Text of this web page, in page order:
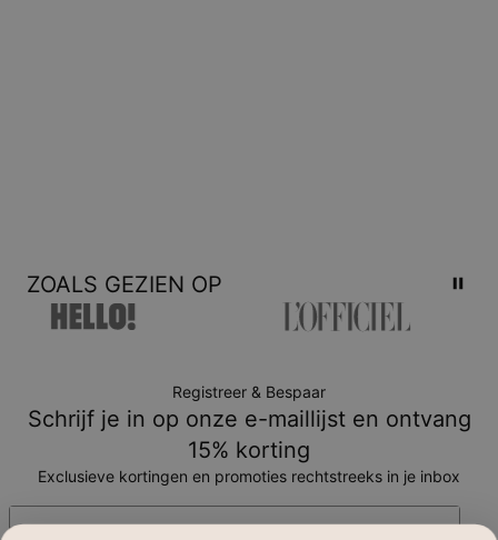
ZOALS GEZIEN OP
Registreer & Bespaar
Schrijf je in op onze e-maillijst en ontvang
15% korting
Exclusieve kortingen en promoties rechtstreeks in je inbox
E-mail*